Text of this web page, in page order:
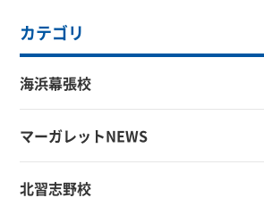
カテゴリ
海浜幕張校
マーガレットNEWS
北習志野校